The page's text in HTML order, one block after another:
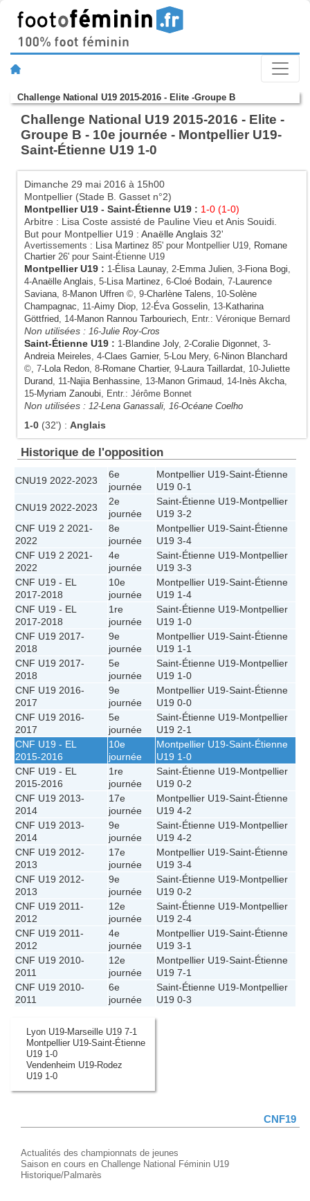
Challenge National U19 2015-2016 - Elite -Groupe B
Challenge National U19 2015-2016 - Elite -
Groupe B - 10e journée - Montpellier U19-
Saint-Étienne U19 1-0
Dimanche 29 mai 2016 à 15h00
Montpellier (Stade B. Gasset n°2)
Montpellier U19 - Saint-Étienne U19 : 1-0 (1-0)
Arbitre : Lisa Coste assisté de Pauline Vieu et Anis Souidi.
But pour Montpellier U19 : Anaëlle Anglais 32'
Avertissements : Lisa Martinez 85' pour Montpellier U19, Romane
Chartier 26' pour Saint-Étienne U19
Montpellier U19 : 1-Élisa Launay, 2-Emma Julien, 3-Fiona Bogi,
4-Anaëlle Anglais, 5-Lisa Martinez, 6-Cloé Bodain, 7-Laurence
Saviana, 8-Manon Uffren ©, 9-Charlène Talens, 10-Solène
Champagnac, 11-Aimy Diop, 12-Éva Gosselin, 13-Katharina
Göttfried, 14-Manon Rannou Tarbouriech, Entr.: Véronique Bernard
Non utilisées : 16-Julie Roy-Cros
Saint-Étienne U19 : 1-Blandine Joly, 2-Coralie Digonnet, 3-
Andreia Meireles, 4-Claes Garnier, 5-Lou Mery, 6-Ninon Blanchard
©, 7-Lola Redon, 8-Romane Chartier, 9-Laura Taillardat, 10-Juliette
Durand, 11-Najia Benhassine, 13-Manon Grimaud, 14- Inès Akcha,
15-Myriam Zanoubi, Entr.: Jérôme Bonnet
Non utilisées : 12-Lena Ganassali, 16-Océane Coelho
1-0 (32') : Anglais
Historique de l'opposition
CNU19 2022-2023
6e
journée
Montpellier U19-Saint-Étienne
U19 0-1
CNU19 2022-2023
2e
journée
Saint-Étienne U19-Montpellier
U19 3-2
CNF U19 2 2021-
2022
8e
journée
Montpellier U19-Saint-Étienne
U19 3-4
CNF U19 2 2021-
2022
4e
journée
Saint-Étienne U19-Montpellier
U19 3-3
CNF U19 - EL
2017-2018
10e
journée
Montpellier U19-Saint-Étienne
U19 1-4
CNF U19 - EL
2017-2018
1re
journée
Saint-Étienne U19-Montpellier
U19 1-0
CNF U19 2017-
2018
9e
journée
Montpellier U19-Saint-Étienne
U19 1-1
CNF U19 2017-
2018
5e
journée
Saint-Étienne U19-Montpellier
U19 1-0
CNF U19 2016-
2017
9e
journée
Montpellier U19-Saint-Étienne
U19 0-0
CNF U19 2016-
2017
5e
journée
Saint-Étienne U19-Montpellier
U19 2-1
CNF U19 - EL
2015-2016
10e
journée
Montpellier U19-Saint-Étienne
U19 1-0
CNF U19 - EL
2015-2016
1re
journée
Saint-Étienne U19-Montpellier
U19 0-2
CNF U19 2013-
2014
17e
journée
Montpellier U19-Saint-Étienne
U19 4-2
CNF U19 2013-
2014
9e
journée
Saint-Étienne U19-Montpellier
U19 4-2
CNF U19 2012-
2013
17e
journée
Montpellier U19-Saint-Étienne
U19 3-4
CNF U19 2012-
2013
9e
journée
Saint-Étienne U19-Montpellier
U19 0-2
CNF U19 2011-
2012
12e
journée
Saint-Étienne U19-Montpellier
U19 2-4
CNF U19 2011-
2012
4e
journée
Montpellier U19-Saint-Étienne
U19 3-1
CNF U19 2010-
2011
12e
journée
Montpellier U19-Saint-Étienne
U19 7-1
CNF U19 2010-
2011
6e
journée
Saint-Étienne U19-Montpellier
U19 0-3
Lyon U19-Marseille U19 7-1
Montpellier U19-Saint-Étienne
U19 1-0
Vendenheim U19-Rodez
U19 1-0
CNF19
Actualités des championnats de jeunes
Saison en cours en Challenge National Féminin U19
Historique/Palmarès